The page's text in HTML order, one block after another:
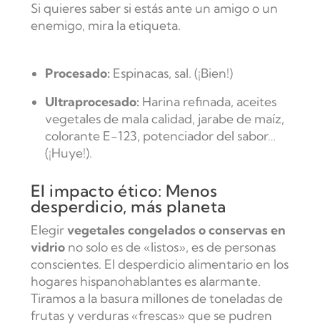
Si quieres saber si estás ante un amigo o un
enemigo, mira la etiqueta.
Procesado: Espinacas, sal. (¡Bien!)
Ultraprocesado: Harina refinada, aceites
vegetales de mala calidad, jarabe de maíz,
colorante E-123, potenciador del sabor…
(¡Huye!).
El impacto ético: Menos
desperdicio, más planeta
Elegirvegetales congelados o conservas en
vidriono solo es de «listos», es de personas
conscientes. El desperdicio alimentario en los
hogares hispanohablantes es alarmante.
Tiramos a la basura millones de toneladas de
frutas y verduras «frescas» que se pudren